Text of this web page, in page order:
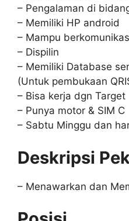
– Pengalaman di
– Memiliki HP android
– Mampu
– Dispilin
– Memiliki Database
(Untuk pembukaan
– Bisa kerja dgn Target
– Punya motor & SIM C
– Sabtu Minggu dan
Deskripsi
– Menawarkan dan